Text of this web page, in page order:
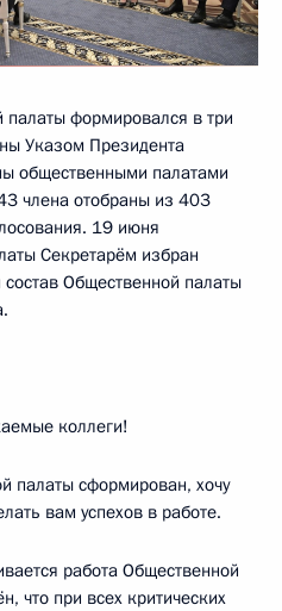
формировался в три
Указом Президента
общественными палатами
члена отобраны из 403
19 июня
Секретарём избран
Общественной палаты
коллеги!
палаты сформирован, хочу
вам успехов в работе.
работа Общественной
что при всех критических